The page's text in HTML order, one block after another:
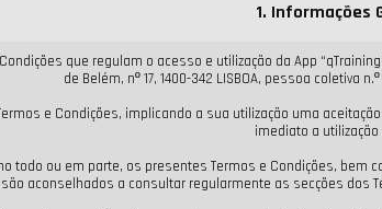
1. Informações
que regulam o acesso e utilização da App
de Belém, nº 17, 1400-342 LISBOA, pessoa coletiva
e Condições, implicando a sua utilização uma
imediato a utilização
todo ou em parte, os presentes Termos e Condições,
aconselhados a consultar regularmente as secções